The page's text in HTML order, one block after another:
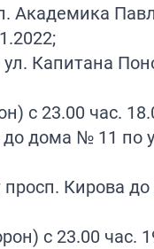
Академика
Капитана
с 23.00 час.
дома № 11 по
Кирова
с 23.00 час.